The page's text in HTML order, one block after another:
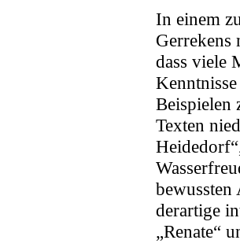
In einem
Gerrekens
dass viele
Beispielen
Texten
bewussten
derartige
„Renate“